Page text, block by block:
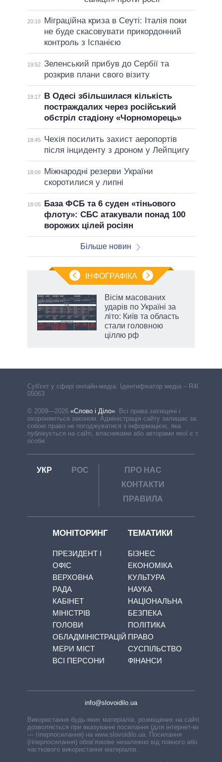
20:19
Міграційна криза в Сеуті: Італія поки
не буде скасовувати прикордонний
контроль з Іспанією
19:52 Зеленський прибув до Сербії та
розкрив плани свого візиту
19:17
В Одесі збільшилася кількість
постраждалих через російський
обстріл стадіону «Чорноморець»
18:45
Чехія посилить захист аеропортів
після інциденту з дроном у Лейпцигу
18:09
Міжнародні резерви України
скоротилися у липні
18:05
База ФСБ та 6 суден «тіньового
флоту»: СБС атакували понад 100
ворожих цілей росіян
Більше новин
ІНФОГРАФІКА
Вісім масованих
ударів по Україні за
літо: Київ та область
стали головною
ціллю рф
Cуб'єкт у сфері онлайн-медіа. Ідентифікатор медіа – R40-
05063
© 2009—2026 «Слово і Діло» Всі права захищені і
охороняються законом. Адміністрація сайту залишає за
собою право не погоджуватися з інформацією, яка
публікується на сайті, власниками або авторами якої є треті
особи.
УКР РОС
ПРО НАС
КОНТАКТИ
ПРАВИЛА
МОНІТОРИНГ
ПРЕЗИДЕНТ І
ОФІС
ВЕРХОВНА
РАДА
КАБІНЕТ
МІНІСТРІВ
ГОЛОВИ
ОБЛАДМІНІСТРАЦІЙ
МЕРИ МІСТ
ВСІ ПЕРСОНИ
ТЕМАТИКИ
БІЗНЕС
ЕКОНОМІКА
КУЛЬТУРА
НАУКА
НАЦІОНАЛЬНА
БЕЗПЕКА
ПОЛІТИКА
ПРАВО
СУСПІЛЬСТВО
ФІНАНСИ
info@slovoidilo.ua
Використання будь-яких матеріалів, розміщених на сайті,
дозволяється при вказуванні посилання (для інтернет-видань
— гіперпосилання) на www.slovoidilo.ua. Посилання
(гіперпосилання) обов’язкове незалежно від повного або
часткового використання матеріалів.